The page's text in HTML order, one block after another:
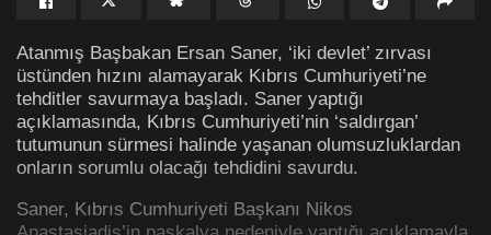
Atanmış Başbakan Ersan Saner, ‘iki devlet’ zırvası
üstünden hızını alamayarak Kıbrıs Cumhuriyeti’ne
tehditler savurmaya başladı. Saner yaptığı
açıklamasında, Kıbrıs Cumhuriyeti’nin ‘saldırgan’
tutumunun sürmesi halinde yaşanan olumsuzluklardan
onların sorumlu olacağı tehdidini savurdu.
Saner, Kıbrıs Cumhuriyeti Başkanı Nikos